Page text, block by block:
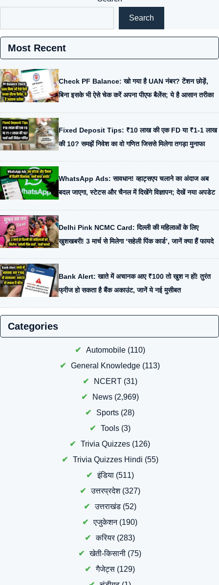
Search
Most Recent
Check PF Balance: खो गया है UAN नंबर? टेंशन छोड़ें,
बिना इसके भी ऐसे चेक करें अपना पीएफ बैलेंस; ये है आसान तरीका
Fixed Deposit Tips: ₹10 लाख की एक FD या ₹1-1 लाख
की 10? समझें निवेश का वो गणित जिससे मिलेगा तगड़ा मुनाफा
WhatsApp Ads: सावधान! व्हाट्सएप चलाने का अंदाज अब
बदल जाएगा, स्टेटस और चैनल में दिखेंगे विज्ञापन; देखें नया अपडेट
Delhi Pink NCMC Card: दिल्ली की महिलाओं के लिए
खुशखबरी! 3 मार्च से मिलेगा ‘सहेली पिंक कार्ड’, जानें क्या हैं फायदे
Bank Alert: खाते में अचानक आए ₹100 तो खुश न हों! तुरंत
फ्रीज हो सकता है बैंक अकाउंट, जानें ये नई मुसीबत
Categories
Automobile(110)
General Knowledge (113)
NCERT(31)
News(2,969)
Sports (28)
Tools(3)
Trivia Quizzes (126)
Trivia Quizzes Hindi (55)
इंडिया(511)
उत्तरप्रदेश(327)
उत्तराखंड(52)
एजुकेशन(190)
करियर(283)
खेती-किसानी (75)
गैजेट्स (129)